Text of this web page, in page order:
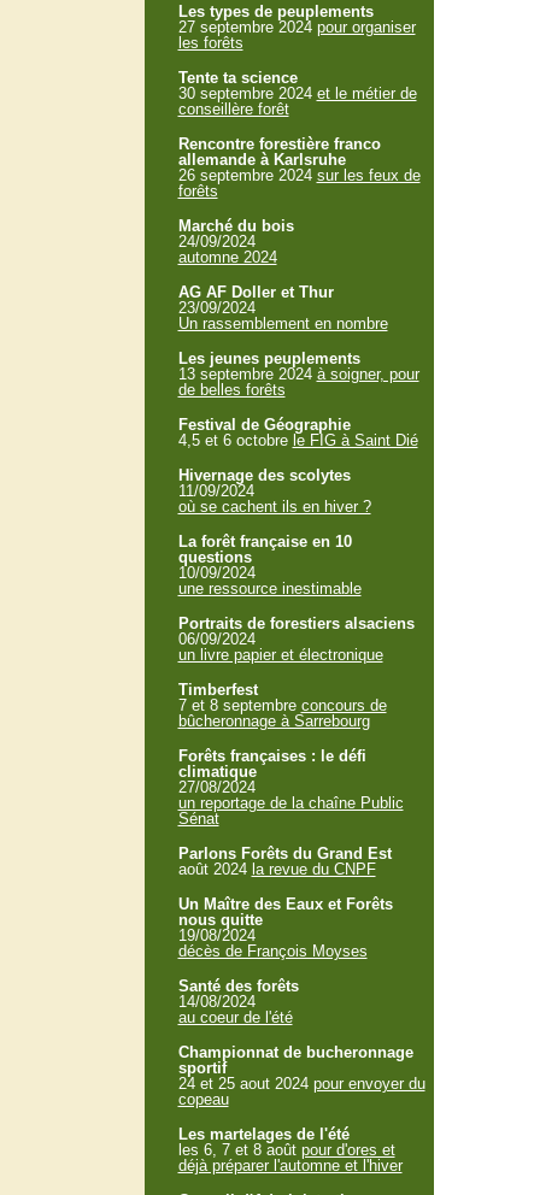
Les types de peuplements
27 septembre 2024 pour organiser
les forêts
Tente ta science
30 septembre 2024 et le métier de
conseillère forêt
Rencontre forestière franco
allemande à Karlsruhe
26 septembre 2024 sur les feux de
forêts
Marché du bois
24/09/2024
automne 2024
AG AF Doller et Thur
23/09/2024
Un rassemblement en nombre
Les jeunes peuplements
13 septembre 2024 à soigner, pour
de belles forêts
Festival de Géographie
4,5 et 6 octobre le FIG à Saint Dié
Hivernage des scolytes
11/09/2024
où se cachent ils en hiver ?
La forêt française en 10
questions
10/09/2024
une ressource inestimable
Portraits de forestiers alsaciens
06/09/2024
un livre papier et électronique
Timberfest
7 et 8 septembre concours de
bûcheronnage à Sarrebourg
Forêts françaises : le défi
climatique
27/08/2024
un reportage de la chaîne Public
Sénat
Parlons Forêts du Grand Est
août 2024 la revue du CNPF
Un Maître des Eaux et Forêts
nous quitte
19/08/2024
décès de François Moyses
Santé des forêts
14/08/2024
au coeur de l'été
Championnat de bucheronnage
sportif
24 et 25 aout 2024 pour envoyer du
copeau
Les martelages de l'été
les 6, 7 et 8 août pour d'ores et
déjà préparer l'automne et l'hiver